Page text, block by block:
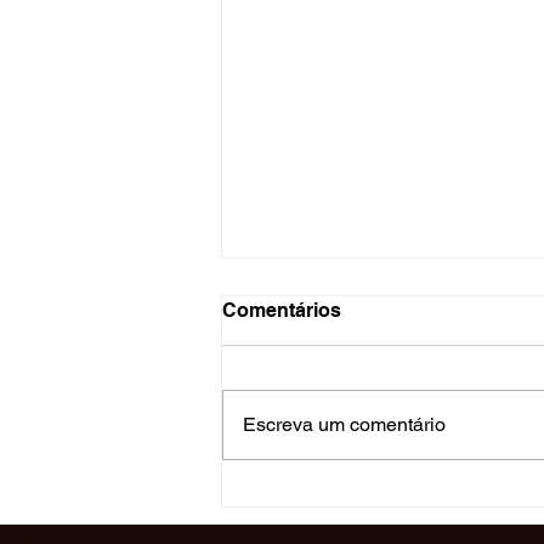
do Concurso do TJPE
Comentários
Escreva um comentário